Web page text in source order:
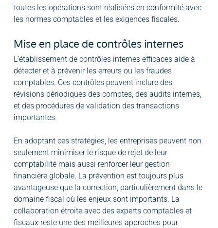
toutes les opérations sont réalisées en conformité avec
les normes comptables et les exigences fiscales.
Mise en place de contrôles internes
L’établissement de contrôles internes efficaces aide à
détecter et à prévenir les erreurs ou les fraudes
comptables. Ces contrôles peuvent inclure des
révisions périodiques des comptes, des audits internes,
et des procédures de validation des transactions
importantes.
En adoptant ces stratégies, les entreprises peuvent non
seulement minimiser le risque de rejet de leur
comptabilité mais aussi renforcer leur gestion
financière globale. La prévention est toujours plus
avantageuse que la correction, particulièrement dans le
domaine fiscal où les enjeux sont importants. La
collaboration étroite avec des experts comptables et
fiscaux reste une des meilleures approches pour